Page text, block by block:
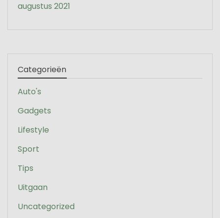
augustus 2021
Categorieën
Auto's
Gadgets
Lifestyle
Sport
Tips
Uitgaan
Uncategorized